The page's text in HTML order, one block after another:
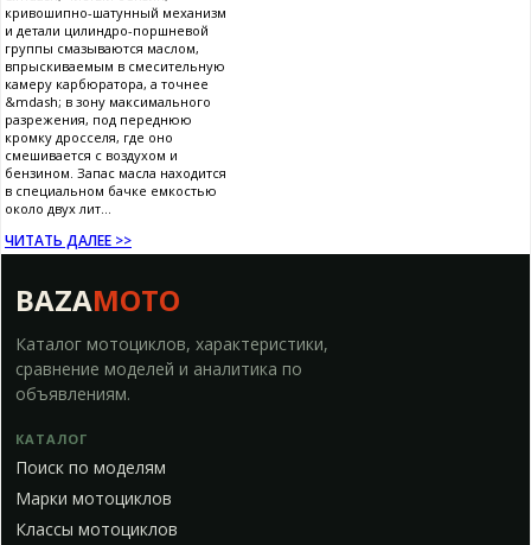
кривошипно-шатунный механизм
и детали цилиндро-поршневой
группы смазываются маслом,
впрыскиваемым в смесительную
камеру карбюратора, а точнее
&mdash; в зону максимального
разрежения, под переднюю
кромку дросселя, где оно
смешивается с воздухом и
бензином. Запас масла находится
в специальном бачке емкостью
около двух лит...
ЧИТАТЬ ДАЛЕЕ >>
BAZAMOTO
Каталог мотоциклов, характеристики,
сравнение моделей и аналитика по
объявлениям.
КАТАЛОГ
Поиск по моделям
Марки мотоциклов
Классы мотоциклов